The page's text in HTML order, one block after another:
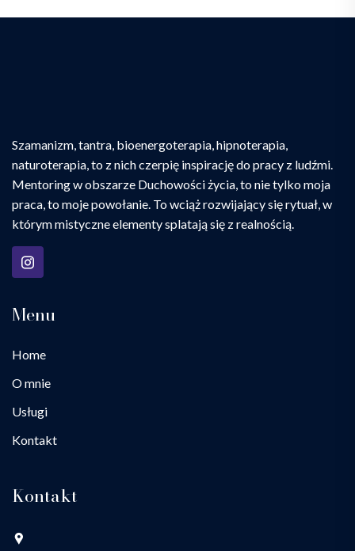
Szamanizm, tantra, bioenergoterapia, hipnoterapia,
naturoterapia, to z nich czerpię inspirację do pracy z ludźmi.
Mentoring w obszarze Duchowości życia, to nie tylko moja
praca, to moje powołanie. To wciąż rozwijający się rytuał, w
którym mistyczne elementy splatają się z realnością.
Menu
Home
O mnie
Usługi
Kontakt
Kontakt